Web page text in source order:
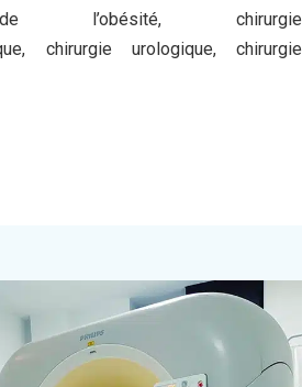
l’obésité, chirurgie
chirurgie urologique, chirurgie